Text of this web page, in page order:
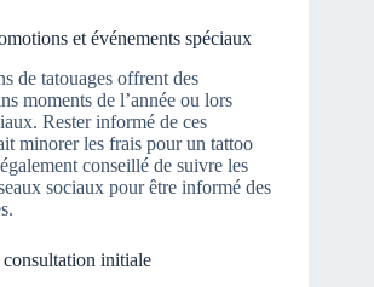
et événements spéciaux
de tatouages offrent des
moments de l’année ou lors
Rester informé de ces
minorer les frais pour un tattoo
conseillé de suivre les
sociaux pour être informé des
initiale